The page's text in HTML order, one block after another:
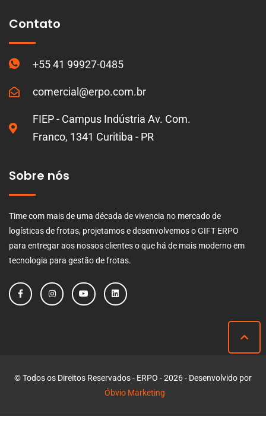
Contato
+55 41 99927-0485
comercial@erpo.com.br
FIEP - Campus Indústria Av. Com.
Franco, 1341 Curitiba - PR
Sobre nós
Time com mais de uma década de vivencia no mercado de
logísticas de frotas, projetamos e desenvolvemos o GIFT ERPO
para entregar aos nossos clientes o que há de mais moderno em
tecnologia para gestão de frotas.
© Todos os Direitos Reservados - ERPO - 2026 - Desenvolvido por
Óbvio Marketing